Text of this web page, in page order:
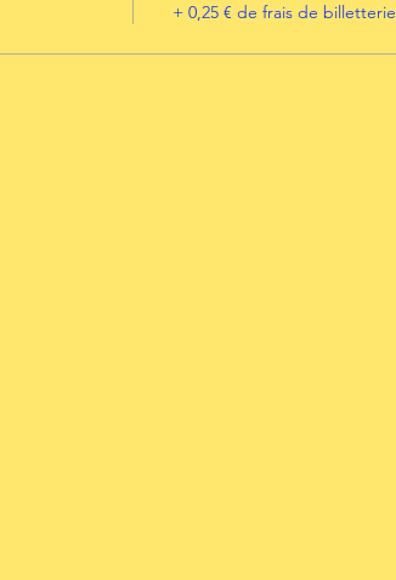
+ 0,25 € de frais de billetterie